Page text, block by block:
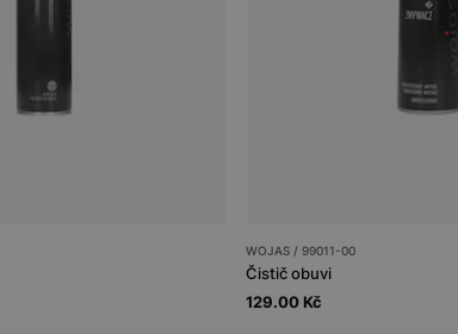
WOJAS / 99011-00
Čistič obuvi
129.00 Kč